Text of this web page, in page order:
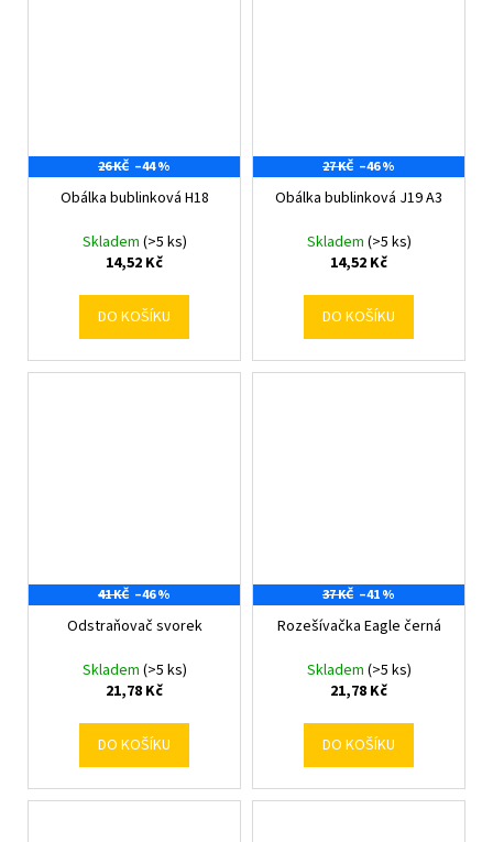
26 KČ –44 %
Obálka bublinková H18
Skladem (>5 ks)
14,52 Kč
DO KOŠÍKU
27 KČ –46 %
Obálka bublinková J19 A3
Skladem (>5 ks)
14,52 Kč
DO KOŠÍKU
41 KČ –46 %
Odstraňovač svorek
Skladem (>5 ks)
21,78 Kč
DO KOŠÍKU
37 KČ –41 %
Rozešívačka Eagle černá
Skladem (>5 ks)
21,78 Kč
DO KOŠÍKU